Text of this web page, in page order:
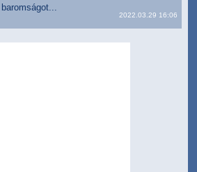
2022.03.29 16:06